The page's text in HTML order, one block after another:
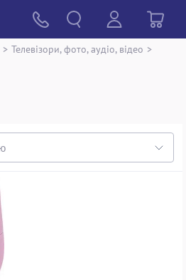
> Телевізори, фото, аудіо, відео >